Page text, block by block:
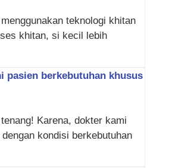
teknologi khitan
khitan, si kecil lebih
pasien berkebutuhan khusus
Karena, dokter kami
kondisi berkebutuhan